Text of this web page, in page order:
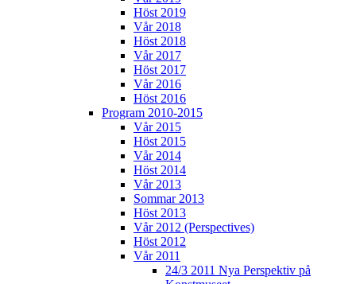
Höst 2019
Vår 2018
Höst 2018
Vår 2017
Höst 2017
Vår 2016
Höst 2016
Program 2010-2015
Vår 2015
Höst 2015
Vår 2014
Höst 2014
Vår 2013
Sommar 2013
Höst 2013
Vår 2012 (Perspectives)
Höst 2012
Vår 2011
24/3 2011 Nya Perspektiv på